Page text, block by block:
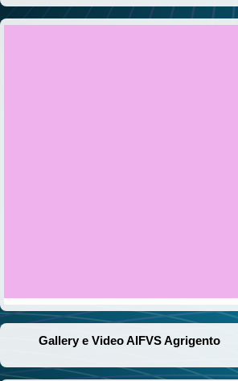
Gallery e Video AIFVS Agrigento